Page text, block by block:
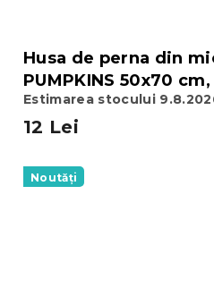
Husa de perna din
PUMPKINS 50x70
Estimarea stocului
12 Lei
Noutăți